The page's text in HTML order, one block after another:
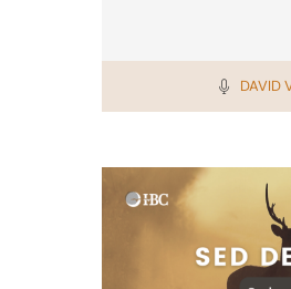
DAVID